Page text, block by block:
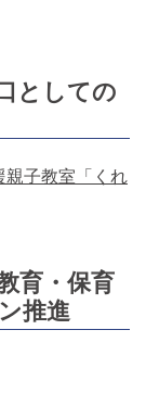
としての
親子教室「くれ
育・保育
推進